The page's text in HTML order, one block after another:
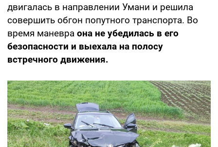
двигалась в направлении Умани и решила
совершить обгон попутного транспорта. Во
время маневра она не убедилась в его
безопасности и выехала на полосу
встречного движения.